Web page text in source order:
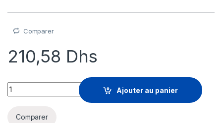
Comparer
210,58 Dhs
Absolute Control - licence d'abonnement (6 mois) - 1 licence
Ajouter au panier
Comparer